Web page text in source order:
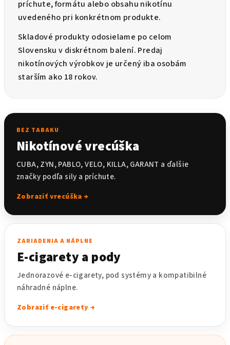
príchute, formátu alebo obsahu nikotínu
uvedeného pri konkrétnom produkte.
Skladové produkty odosielame po celom
Slovensku v diskrétnom balení. Predaj
nikotínových výrobkov je určený iba osobám
starším ako 18 rokov.
BEZ TABAKU
Nikotínové vrecúška
CUBA, ZYN, PABLO, VELO, KILLA, GARANT a ďalšie
značky podľa sily a príchute.
Zobraziť vrecúška →
ZARIADENIA A NÁPLNE
E-cigarety a pody
Jednorazové e-cigarety, pod systémy a kompatibilné
náhradné náplne.
Zobraziť e-cigarety →